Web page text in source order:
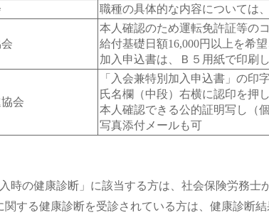
職種の具体的な内容については
本人確認のため運転免許証等の
給付基礎日額16,000円以上を希
加入申込書は、Ｂ５用紙で印刷
会
「入会兼特別加入申込書」の印
氏名欄（中段）右横に認印を押
本人確認できる公的証明写し（
写真添付メールも可
時の健康診断」に該当する方は、社会保険労務士
する健康診断を受診されている方は、健康診断結